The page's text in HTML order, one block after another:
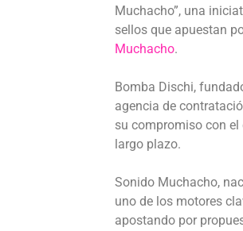
Muchacho”, una
sellos que apuestan
Muchacho.
Bomba Dischi,
agencia de
su compromiso con el
largo plazo.
Sonido Muchacho,
uno de los motores
apostando por